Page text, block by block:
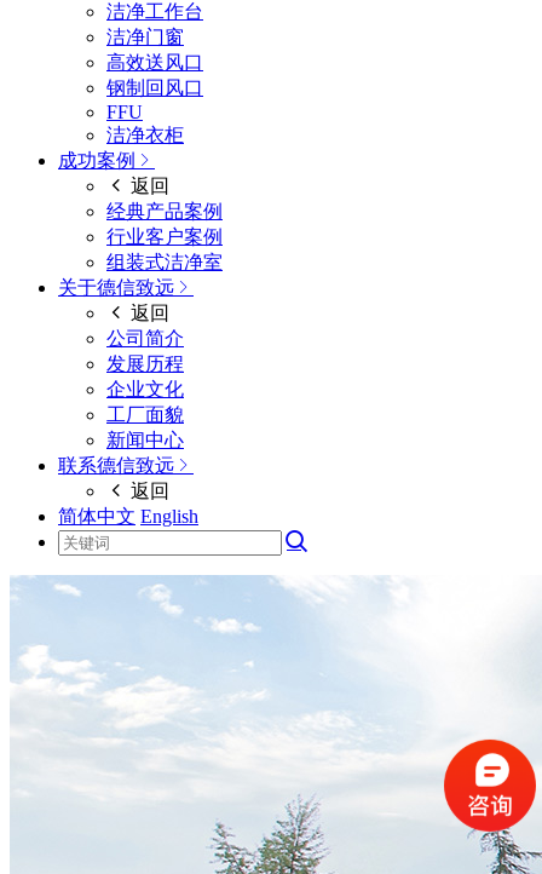
洁净工作台
洁净门窗
高效送风口
钢制回风口
FFU
洁净衣柜
成功案例
返回
经典产品案例
行业客户案例
组装式洁净室
关于德信致远
返回
公司简介
发展历程
企业文化
工厂面貌
新闻中心
联系德信致远
返回
简体中文 English